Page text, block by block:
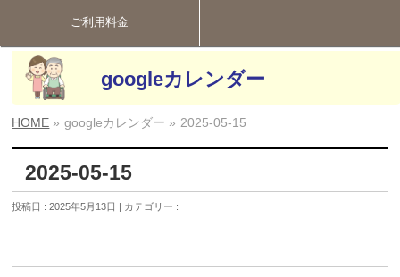
ご利用料金
googleカレンダー
HOME » googleカレンダー » 2025-05-15
2025-05-15
投稿日 : 2025年5月13日 | カテゴリー :